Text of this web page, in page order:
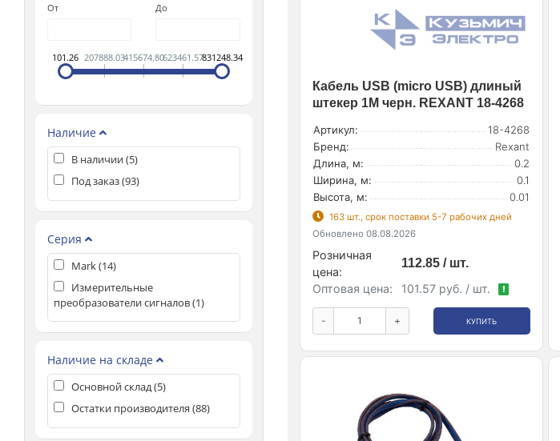
Кабель USB (micro USB) длиный
штекер 1М черн. REXANT 18-4268
Артикул:
18-4268
Бренд:
Rexant
Длина, м:
0.2
Ширина, м:
0.1
Высота, м:
0.01
163 шт., срок поставки 5-7 рабочих дней
Обновлено 08.08.2026
Розничная
цена:
112.85 / шт.
Оптовая цена:
101.57 руб. / шт. !
- + КУПИТЬ
От До
101.26 207888.03415674.80623461.57831248.34
Наличие
В наличии (5)
Под заказ (93)
Серия
Mark (14)
Измерительные
преобразователи сигналов (1)
Наличие на складе
Основной склад (5)
Остатки производителя (88)